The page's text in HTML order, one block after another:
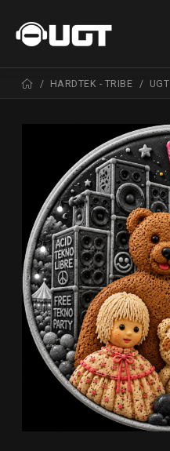
HARDTEK - TRIBE UGT